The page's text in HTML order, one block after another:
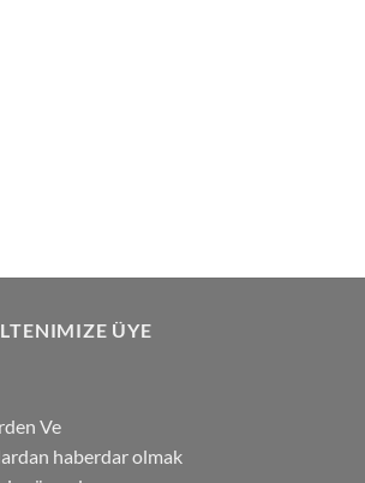
ÜYE
Ve
haberdar olmak